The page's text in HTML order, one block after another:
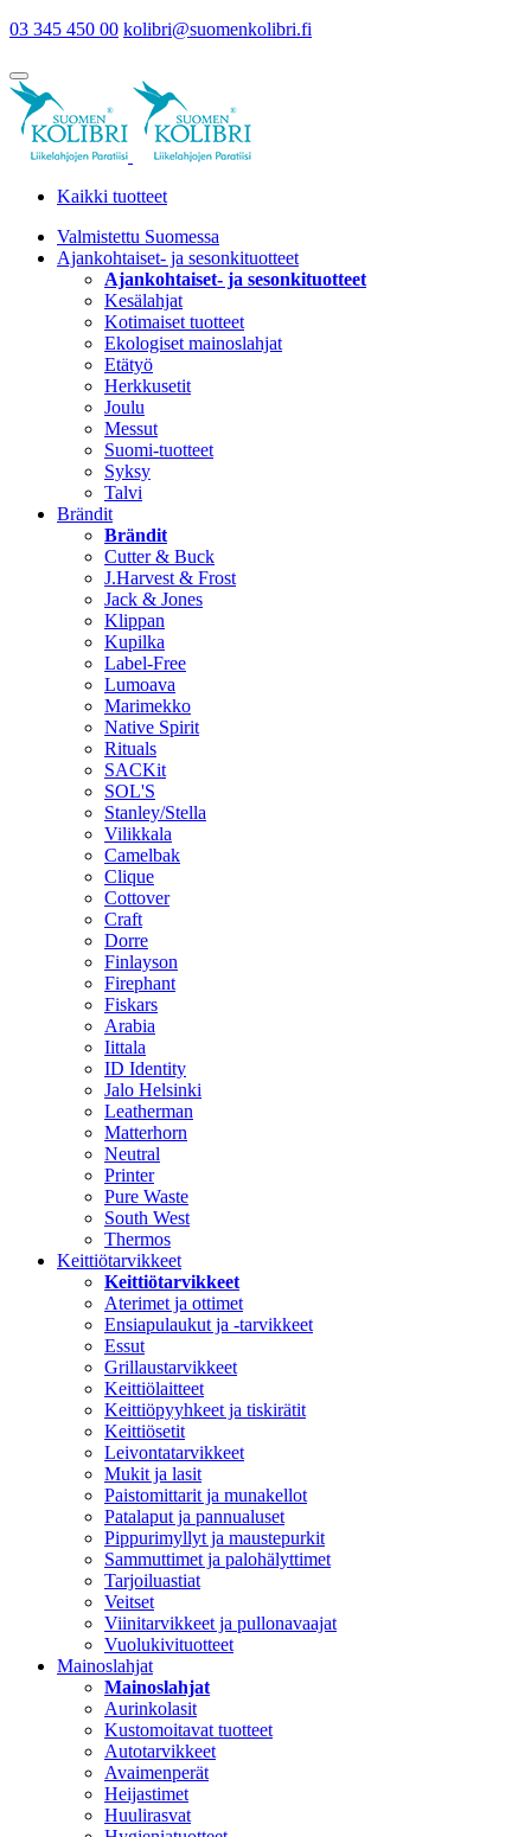
03 345 450 00 kolibri@suomenkolibri.fi
Kaikki tuotteet
Valmistettu Suomessa
Ajankohtaiset- ja sesonkituotteet
Ajankohtaiset- ja sesonkituotteet
Kesälahjat
Kotimaiset tuotteet
Ekologiset mainoslahjat
Etätyö
Herkkusetit
Joulu
Messut
Suomi-tuotteet
Syksy
Talvi
Brändit
Brändit
Cutter & Buck
J.Harvest & Frost
Jack & Jones
Klippan
Kupilka
Label-Free
Lumoava
Marimekko
Native Spirit
Rituals
SACKit
SOL'S
Stanley/Stella
Vilikkala
Camelbak
Clique
Cottover
Craft
Dorre
Finlayson
Firephant
Fiskars
Arabia
Iittala
ID Identity
Jalo Helsinki
Leatherman
Matterhorn
Neutral
Printer
Pure Waste
South West
Thermos
Keittiötarvikkeet
Keittiötarvikkeet
Aterimet ja ottimet
Ensiapulaukut ja -tarvikkeet
Essut
Grillaustarvikkeet
Keittiölaitteet
Keittiöpyyhkeet ja tiskirätit
Keittiösetit
Leivontatarvikkeet
Mukit ja lasit
Paistomittarit ja munakellot
Patalaput ja pannualuset
Pippurimyllyt ja maustepurkit
Sammuttimet ja palohälyttimet
Tarjoiluastiat
Veitset
Viinitarvikkeet ja pullonavaajat
Vuolukivituotteet
Mainoslahjat
Mainoslahjat
Aurinkolasit
Kustomoitavat tuotteet
Autotarvikkeet
Avaimenperät
Heijastimet
Huulirasvat